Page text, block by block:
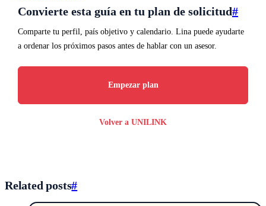
Convierte esta guía en tu plan de solicitud#
Comparte tu perfil, país objetivo y calendario. Lina puede ayudarte
a ordenar los próximos pasos antes de hablar con un asesor.
Empezar plan
Volver a UNILINK
Related posts#